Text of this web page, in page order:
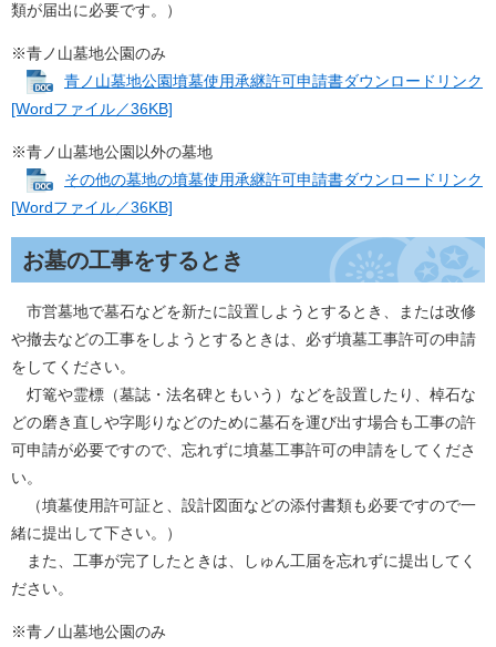
類が届出に必要です。）
※青ノ山墓地公園のみ
青ノ山墓地公園墳墓使用承継許可申請書ダウンロードリンク
[Wordファイル／36KB]
※青ノ山墓地公園以外の墓地
その他の墓地の墳墓使用承継許可申請書ダウンロードリンク
[Wordファイル／36KB]
お墓の工事をするとき
市営墓地で墓石などを新たに設置しようとするとき、または改修
や撤去などの工事をしようとするときは、必ず墳墓工事許可の申請
をしてください。
灯篭や霊標（墓誌・法名碑ともいう）などを設置したり、棹石な
どの磨き直しや字彫りなどのために墓石を運び出す場合も工事の許
可申請が必要ですので、忘れずに墳墓工事許可の申請をしてくださ
い。
（墳墓使用許可証と、設計図面などの添付書類も必要ですので一
緒に提出して下さい。）
また、工事が完了したときは、しゅん工届を忘れずに提出してく
ださい。
※青ノ山墓地公園のみ